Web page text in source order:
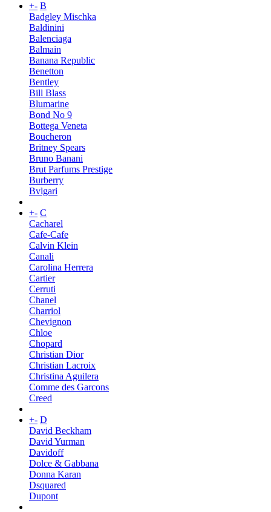
+- B
Badgley Mischka
Baldinini
Balenciaga
Balmain
Banana Republic
Benetton
Bentley
Bill Blass
Blumarine
Bond No 9
Bottega Veneta
Boucheron
Britney Spears
Bruno Banani
Brut Parfums Prestige
Burberry
Bvlgari
+- C
Cacharel
Cafe-Cafe
Calvin Klein
Canali
Carolina Herrera
Cartier
Cerruti
Chanel
Charriol
Chevignon
Chloe
Chopard
Christian Dior
Christian Lacroix
Christina Aguilera
Comme des Garcons
Creed
+- D
David Beckham
David Yurman
Davidoff
Dolce & Gabbana
Donna Karan
Dsquared
Dupont